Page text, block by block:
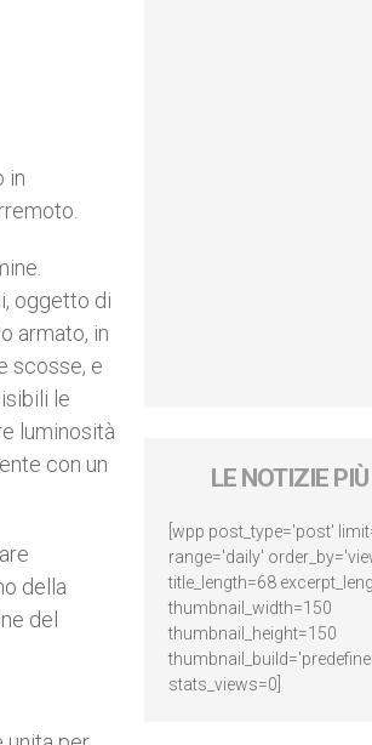
in
oggetto di
armato, in
scosse, e
le
luminosità
con un
della
del
LE NOTIZIE
[wpp post_type='post'
range='daily'
title_length=68
thumbnail_width=150
thumbnail_height=150
stats_views=0]